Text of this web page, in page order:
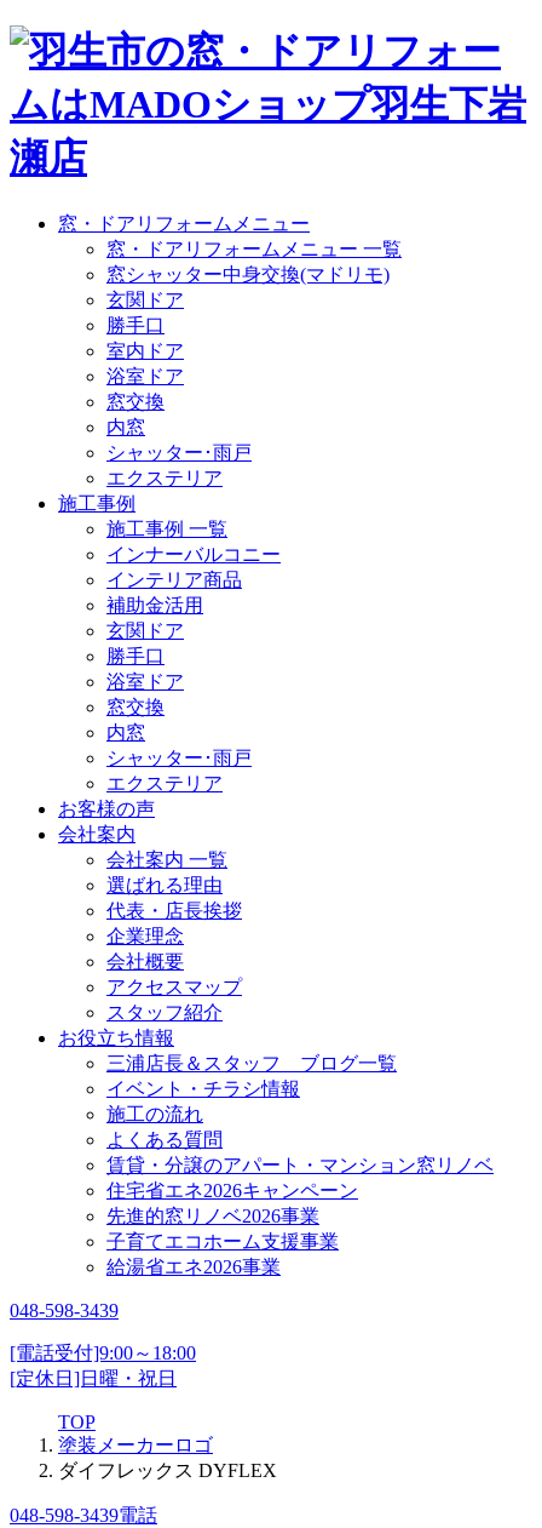
窓・ドアリフォームメニュー
窓・ドアリフォームメニュー 一覧
窓シャッター中身交換(マドリモ)
玄関ドア
勝手口
室内ドア
浴室ドア
窓交換
内窓
シャッター･雨戸
エクステリア
施工事例
施工事例 一覧
インナーバルコニー
インテリア商品
補助金活用
玄関ドア
勝手口
浴室ドア
窓交換
内窓
シャッター･雨戸
エクステリア
お客様の声
会社案内
会社案内 一覧
選ばれる理由
代表・店長挨拶
企業理念
会社概要
アクセスマップ
スタッフ紹介
お役立ち情報
三浦店長＆スタッフ ブログ一覧
イベント・チラシ情報
施工の流れ
よくある質問
賃貸・分譲のアパート・マンション窓リノベ
住宅省エネ2026キャンペーン
先進的窓リノベ2026事業
子育てエコホーム支援事業
給湯省エネ2026事業
048-598-3439
[電話受付]9:00～18:00
[定休日]日曜・祝日
TOP
塗装メーカーロゴ
ダイフレックス DYFLEX
048-598-3439電話